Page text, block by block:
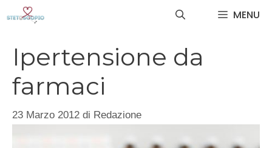
MENU
Ipertensione da
farmaci
23 Marzo 2012 di Redazione